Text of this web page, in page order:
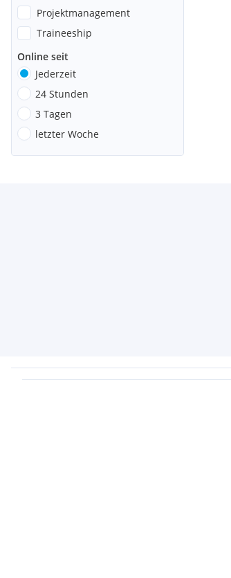
Projektmanagement
Traineeship
Online seit
Jederzeit
24 Stunden
3 Tagen
letzter Woche